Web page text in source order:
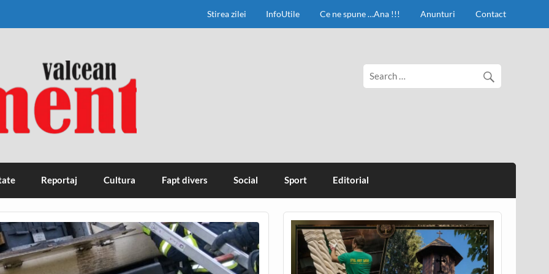
Stirea zilei InfoUtile Ce ne spune …Ana !!! Anunturi Contact
Reportaj Cultura Fapt divers Social Sport Editorial